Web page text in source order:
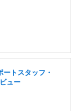
トスタッフ・
ュー